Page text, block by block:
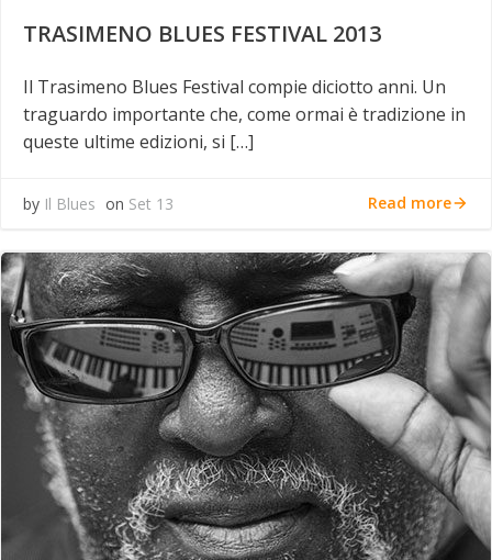
TRASIMENO BLUES FESTIVAL 2013
Il Trasimeno Blues Festival compie diciotto anni. Un
traguardo importante che, come ormai è tradizione in
queste ultime edizioni, si […]
by Il Blues on Set 13 Read more